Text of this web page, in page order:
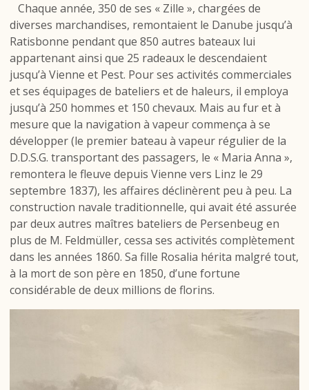
Chaque année, 350 de ses « Zille », chargées de
diverses marchandises, remontaient le Danube jusqu’à
Ratisbonne pendant que 850 autres bateaux lui
appartenant ainsi que 25 radeaux le descendaient
jusqu’à Vienne et Pest. Pour ses activités commerciales
et ses équipages de bateliers et de haleurs, il employa
jusqu’à 250 hommes et 150 chevaux. Mais au fur et à
mesure que la navigation à vapeur commença à se
développer (le premier bateau à vapeur régulier de la
D.D.S.G. transportant des passagers, le « Maria Anna »,
remontera le fleuve depuis Vienne vers Linz le 29
septembre 1837), les affaires déclinèrent peu à peu. La
construction navale traditionnelle, qui avait été assurée
par deux autres maîtres bateliers de Persenbeug en
plus de M. Feldmüller, cessa ses activités complètement
dans les années 1860. Sa fille Rosalia hérita malgré tout,
à la mort de son père en 1850, d’une fortune
considérable de deux millions de florins.